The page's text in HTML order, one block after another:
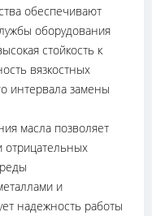
обеспечивают
оборудования
стойкость к
вязкостных
интервала замены
масла позволяет
отрицательных
и
надежность работы